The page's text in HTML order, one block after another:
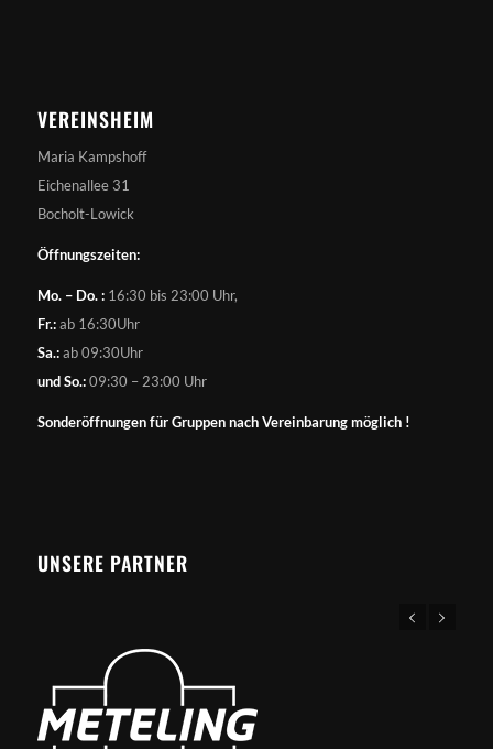
VEREINSHEIM
Maria Kampshoff
Eichenallee 31
Bocholt-Lowick
Öffnungszeiten:
Mo. – Do. :16:30 bis 23:00 Uhr,
Fr.:ab 16:30Uhr
Sa.:ab 09:30Uhr
und So.:09:30 – 23:00 Uhr
Sonderöffnungen für Gruppen nach Vereinbarung möglich !
UNSERE PARTNER